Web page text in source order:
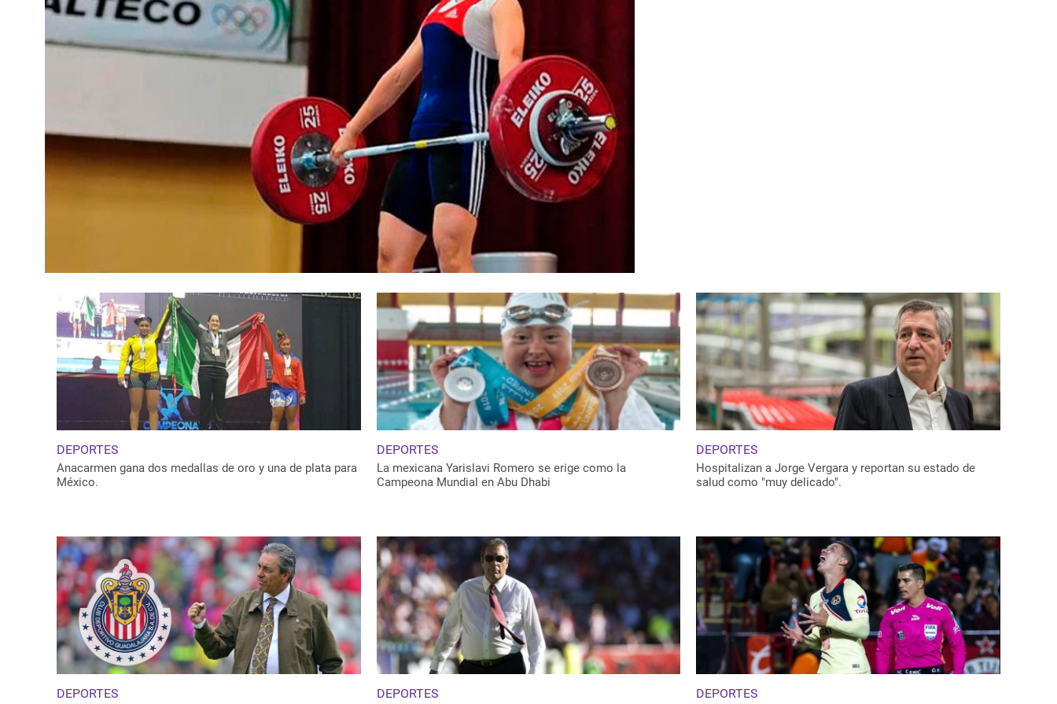
DEPORTES
Anacarmen gana dos medallas de oro y una de plata para
México.
DEPORTES
La mexicana Yarislavi Romero se erige como la
Campeona Mundial en Abu Dhabi
DEPORTES
Hospitalizan a Jorge Vergara y reportan su estado de
salud como "muy delicado".
DEPORTES DEPORTES DEPORTES